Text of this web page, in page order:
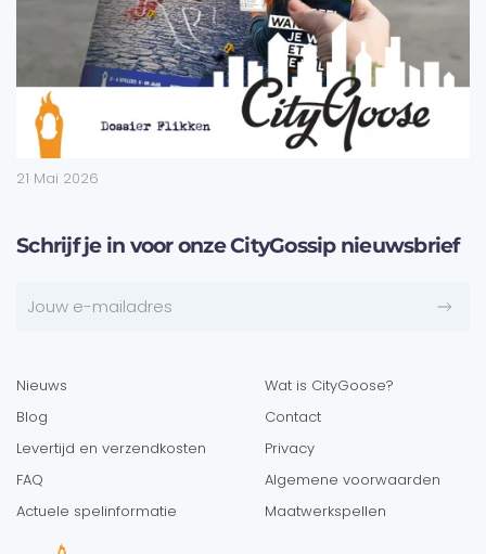
21 Mai 2026
Schrijf je in voor onze CityGossip nieuwsbrief
Nieuws
Blog
Levertijd en verzendkosten
FAQ
Actuele spelinformatie
Wat is CityGoose?
Contact
Privacy
Algemene voorwaarden
Maatwerkspellen